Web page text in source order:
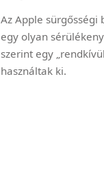
Az Apple sürgősségi
egy olyan
szerint egy
használtak ki.